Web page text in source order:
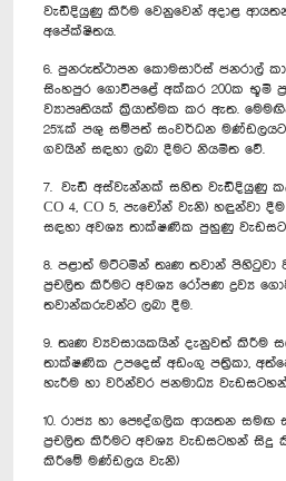
වැඩිදියුණු කිරීම වෙනුවෙන් අදාළ
අපේක්ෂිතය.
6. පුනරුත්ථාපන කොමසාරිස් ජනරාල්
සිංහපුර ගොවිපළේ අක්කර 200ක භූමි
ව්‍යාපෘතියක් ක්‍රියාත්මක කර ඇත.
25%ක් පශු සම්පත් සංවර්ධන
ගවයින් සඳහා ලබා දීමට නියමිත වේ.‍
7. වැඩි අස්වැන්නක් සහිත වැඩිදියුණු කළ
CO 4, CO 5, පැචෝන් වැනි) හඳුන්වා
සඳහා අවශ්‍ය තාක්ෂණික පුහුණු
8. පළාත් මට්ටමින් තෘණ තවාන් පිහිටුවා
ප්‍රචලිත කිරීමට අවශ්‍ය රෝපණ ද්‍රව්‍ය
තවාන්කරුවන්ට ලබා දීම.
9. තෘණ ව්‍යවසායකයින් දැනුවත් කිරීම
තාක්ෂණික උපදෙස් අ‍ඩංගු පත්‍රිකා,
හැරීම හා වරින්වර ජනමාධ්‍ය
10. රාජ්‍ය හා පෞද්ගලික ආයතන සමඟ
ප්‍රචලිත කිරීමට අවශ්‍ය වැඩසටහන් සිදු
කිරීමේ මණ්ඩලය වැනි)